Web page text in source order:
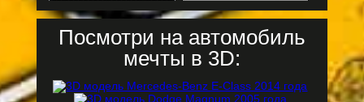
Посмотри на автомобиль
мечты в 3D: